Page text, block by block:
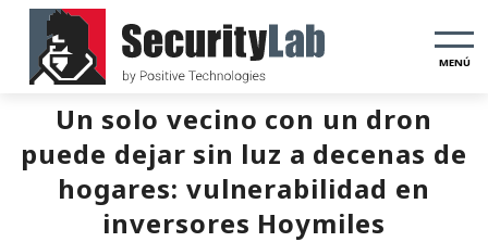
MENÚ
Un solo vecino con un dron
puede dejar sin luz a decenas de
hogares: vulnerabilidad en
inversores Hoymiles